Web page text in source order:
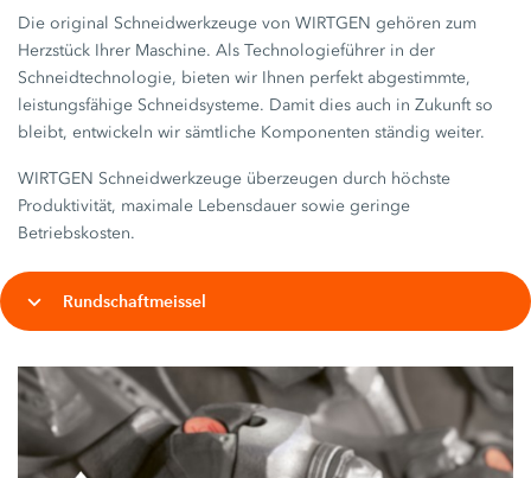
Die original Schneidwerkzeuge von WIRTGEN gehören zum
Herzstück Ihrer Maschine. Als Technologieführer in der
Schneidtechnologie, bieten wir Ihnen perfekt abgestimmte,
leistungsfähige Schneidsysteme. Damit dies auch in Zukunft so
bleibt, entwickeln wir sämtliche Komponenten ständig weiter.
WIRTGEN Schneidwerkzeuge überzeugen durch höchste
Produktivität, maximale Lebensdauer sowie geringe
Betriebskosten.
Rundschaftmeissel